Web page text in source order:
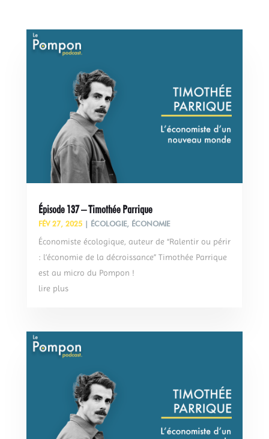
Épisode 137 – Timothée Parrique
FÉV 27, 2025| ÉCOLOGIE, ÉCONOMIE
Économiste écologique, auteur de “Ralentir ou périr
: l’économie de la décroissance” Timothée Parrique
est au micro du Pompon !
lire plus